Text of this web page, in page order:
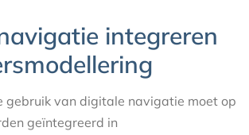
integreren
gebruik van digitale navigatie moet op
geïntegreerd in